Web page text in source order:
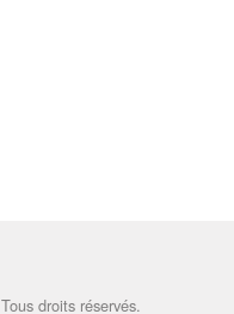
Tous droits réservés.